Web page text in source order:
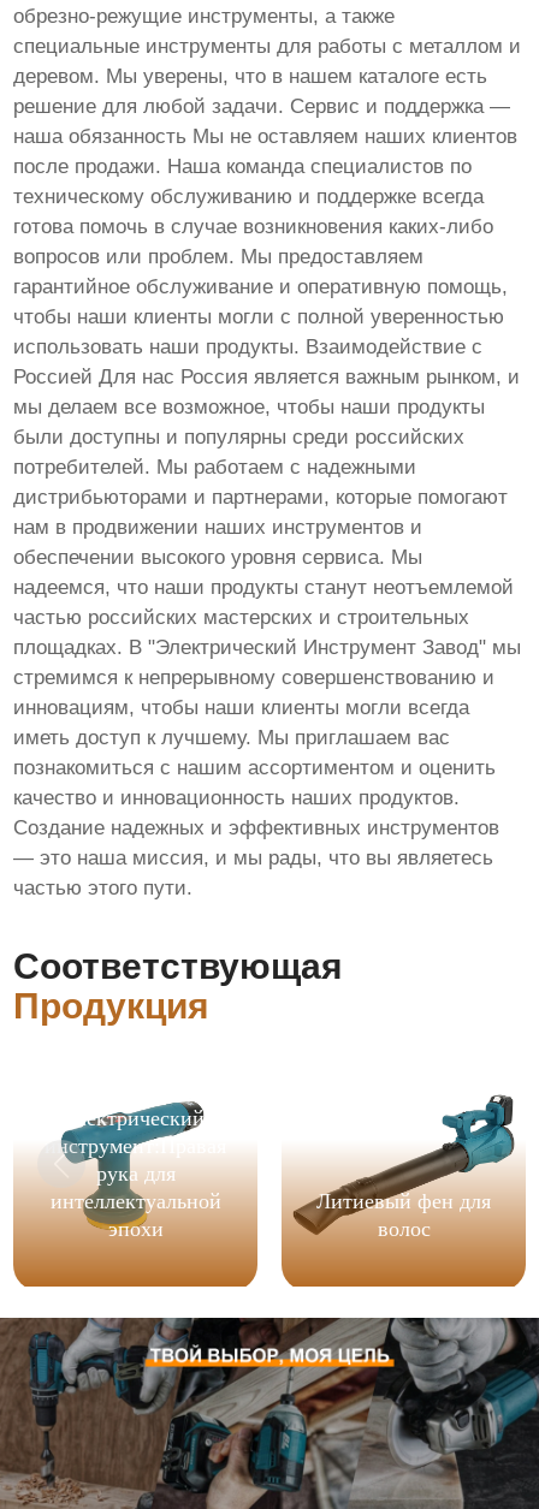
обрезно-режущие инструменты, а также
специальные инструменты для работы с металлом и
деревом. Мы уверены, что в нашем каталоге есть
решение для любой задачи. Сервис и поддержка —
наша обязанность Мы не оставляем наших клиентов
после продажи. Наша команда специалистов по
техническому обслуживанию и поддержке всегда
готова помочь в случае возникновения каких-либо
вопросов или проблем. Мы предоставляем
гарантийное обслуживание и оперативную помощь,
чтобы наши клиенты могли с полной уверенностью
использовать наши продукты. Взаимодействие с
Россией Для нас Россия является важным рынком, и
мы делаем все возможное, чтобы наши продукты
были доступны и популярны среди российских
потребителей. Мы работаем с надежными
дистрибьюторами и партнерами, которые помогают
нам в продвижении наших инструментов и
обеспечении высокого уровня сервиса. Мы
надеемся, что наши продукты станут неотъемлемой
частью российских мастерских и строительных
площадках. В "Электрический Инструмент Завод" мы
стремимся к непрерывному совершенствованию и
инновациям, чтобы наши клиенты могли всегда
иметь доступ к лучшему. Мы приглашаем вас
познакомиться с нашим ассортиментом и оценить
качество и инновационность наших продуктов.
Создание надежных и эффективных инструментов
— это наша миссия, и мы рады, что вы являетесь
частью этого пути.
Соответствующая
Продукция
электрический
инструмент:Правая
рука для
интеллектуальной
эпохи
Литиевый фен для
волос